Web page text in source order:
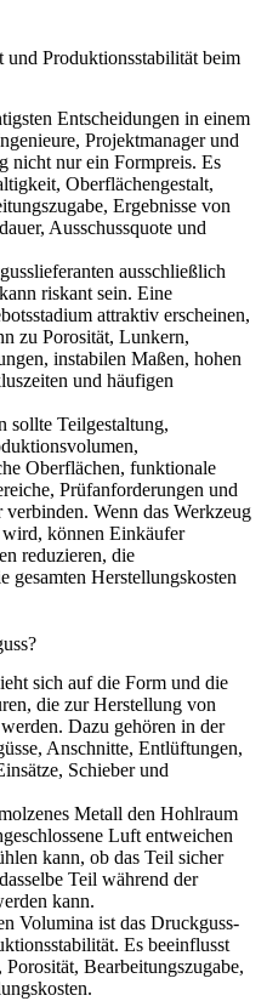
Produktionsstabilität beim
Entscheidungen in einem
Projektmanager und
nicht nur ein Formpreis. Es
Oberflächengestalt,
Ergebnisse von
Ausschussquote und
ausschließlich
riskant sein. Eine
attraktiv erscheinen,
zu Porosität, Lunkern,
instabilen Maßen, hohen
und häufigen
sollte Teilgestaltung,
Oberflächen, funktionale
Prüfanforderungen und
Wenn das Werkzeug
können Einkäufer
reduzieren, die
gesamten Herstellungskosten
sich auf die Form und die
die zur Herstellung von
Dazu gehören in der
Anschnitte, Entlüftungen,
Schieber und
Metall den Hohlraum
Luft entweichen
kann, ob das Teil sicher
Teil während der
kann.
Volumina ist das Druckguss-
Es beeinflusst
Bearbeitungszugabe,